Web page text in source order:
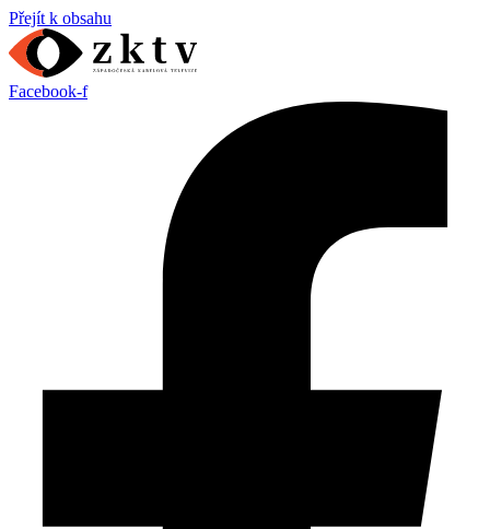
Přejít k obsahu
Facebook-f